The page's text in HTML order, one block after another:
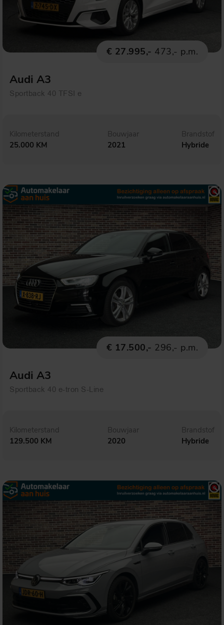
€ 27.995,- 473,- p.m.
Audi A3
Sportback 40 TFSI e
Kilometerstand
25.000 KM
Bouwjaar
2021
Brandstof
Hybride
€ 17.500,- 296,- p.m.
Audi A3
Sportback 40 e-tron S-Line
Kilometerstand
129.500 KM
Bouwjaar
2020
Brandstof
Hybride